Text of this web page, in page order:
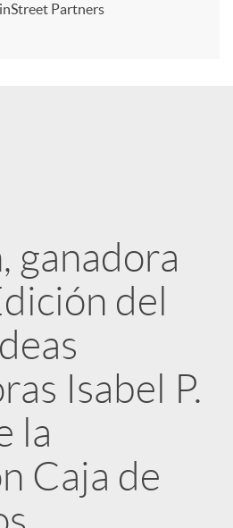
Partners
ganadora
del
Isabel P.
la
Caja de